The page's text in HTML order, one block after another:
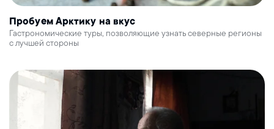
Пробуем Арктику на вкус
Гастрономические туры, позволяющие узнать северные регионы
с лучшей стороны